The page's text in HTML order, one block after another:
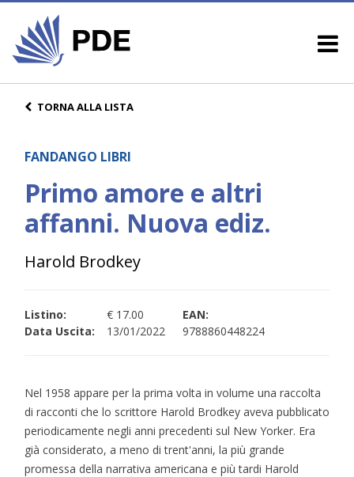
TORNA ALLA LISTA
FANDANGO LIBRI
Primo amore e altri
affanni. Nuova ediz.
Harold Brodkey
Listino:
€ 17.00
Data Uscita:
13/01/2022
EAN:
9788860448224
Nel 1958 appare per la prima volta in volume una raccolta
di racconti che lo scrittore Harold Brodkey aveva pubblicato
periodicamente negli anni precedenti sul New Yorker. Era
già considerato, a meno di trent'anni, la più grande
promessa della narrativa americana e più tardi Harold